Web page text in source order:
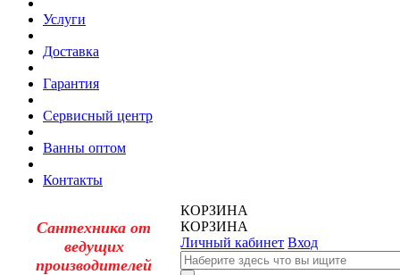
Услуги
Доставка
Гарантия
Сервисный центр
Ванны оптом
Контакты
Сантехника от
ведущих
производителей
КОРЗИНА
КОРЗИНА
Личный кабинет Вход